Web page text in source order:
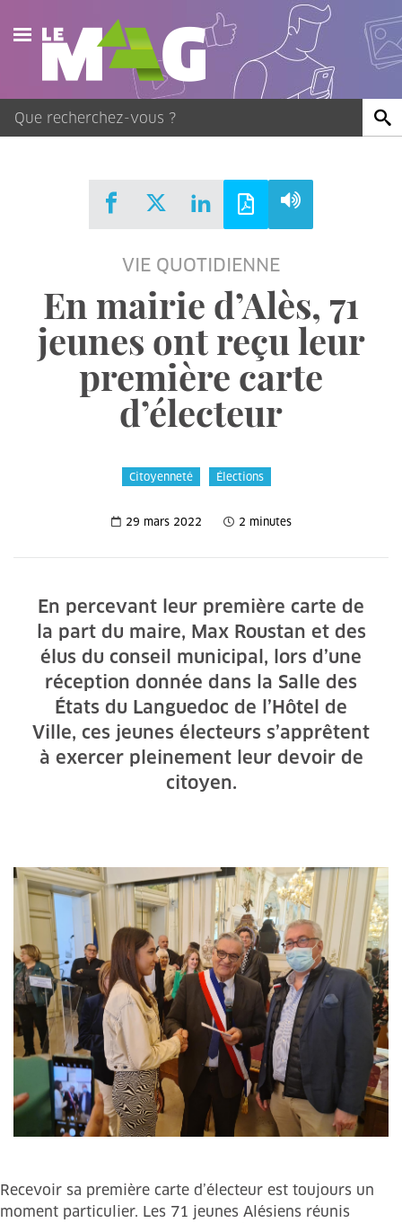
Actualités
Agenda
Publications
VIE QUOTIDIENNE
En mairie d’Alès, 71
jeunes ont reçu leur
première carte
d’électeur
Citoyenneté Élections
29 mars 2022 2 minutes
En percevant leur première carte de
la part du maire, Max Roustan et des
élus du conseil municipal, lors d’une
réception donnée dans la Salle des
États du Languedoc de l’Hôtel de
Ville, ces jeunes électeurs s’apprêtent
à exercer pleinement leur devoir de
citoyen.
Recevoir sa première carte d’électeur est toujours un
moment particulier. Les 71 jeunes Alésiens réunis